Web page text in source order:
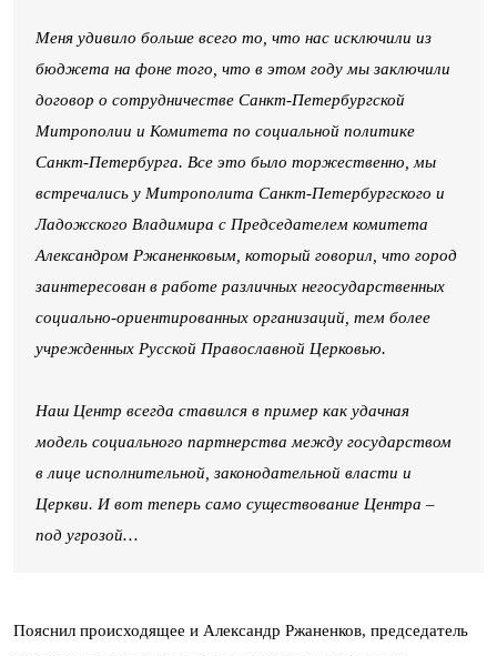
Меня удивило больше всего то, что нас исключили из
бюджета на фоне того, что в этом году мы заключили
договор о сотрудничестве Санкт-Петербургской
Митрополии и Комитета по социальной политике
Санкт-Петербурга. Все это было торжественно, мы
встречались у Митрополита Санкт-Петербургского и
Ладожского Владимира с Председателем комитета
Александром Ржаненковым, который говорил, что город
заинтересован в работе различных негосударственных
социально-ориентированных организаций, тем более
учрежденных Русской Православной Церковью.
Наш Центр всегда ставился в пример как удачная
модель социального партнерства между государством
в лице исполнительной, законодательной власти и
Церкви. И вот теперь само существование Центра –
под угрозой…
Пояснил происходящее и Александр Ржаненков, председатель